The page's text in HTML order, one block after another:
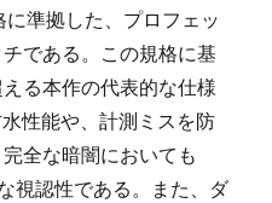
準拠した、プロフェッ
である。この規格に基
る本作の代表的な仕様
性能や、計測ミスを防
全な暗闇においても
視認性である。また、ダ